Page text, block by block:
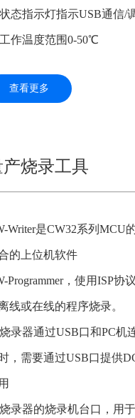
态指示灯指示USB通信/
作温度范围0-50℃
查看更多
产烧录工具
Writer是CW32系列MCU
的上位机软件
Programmer，使用ISP
线或在线的程序烧录。
录器通过USB口和PC机
，需要通过USB口提供
录器的烧录机台口，用